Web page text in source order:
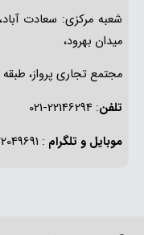
شعبه مرکزی: سعادت
میدان بهرود،
مجتمع تجاری پرواز، طبقه
تلفن: 22146294-021
موبایل و تلگرام : 09122049691